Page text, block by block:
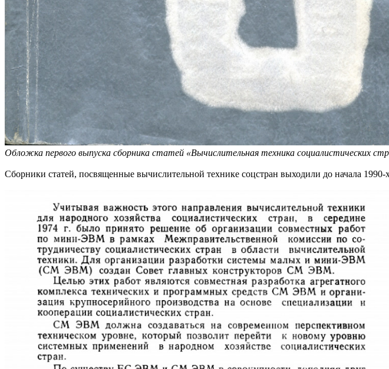
Обложка первого выпуска сборника статей «Вычислительная техника социалистических
Сборники статей, посвященные вычислительной технике соцстран выходили до начала